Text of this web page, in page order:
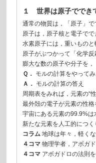
１ 世界は原子ででき
通常の物質は，「原子」で
原子は，原子核と電子でで
水素原子には，重いもの
原子がぶつかって「化学
膨大な数の原子や分子を，
Ｑ． モルの計算をやってみ
Ａ． モルの計算の答え
周期表をみれば，元素の“
最外殻の電子が元素の性格
宇宙にある元素の99.9%は
新たな元素を人工的につく
コラム 地球は年々，軽く
４コマ 物理学者，アボガ
４コマ アボガドロの法則